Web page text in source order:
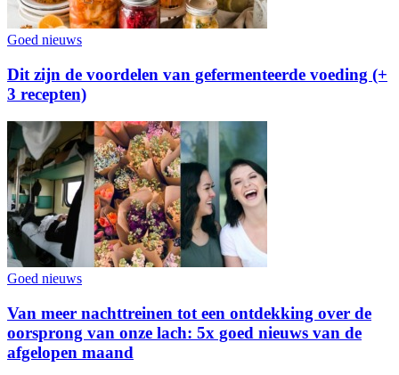
Goed nieuws
Dit zijn de voordelen van gefermenteerde voeding (+
3 recepten)
Goed nieuws
Van meer nachttreinen tot een ontdekking over de
oorsprong van onze lach: 5x goed nieuws van de
afgelopen maand